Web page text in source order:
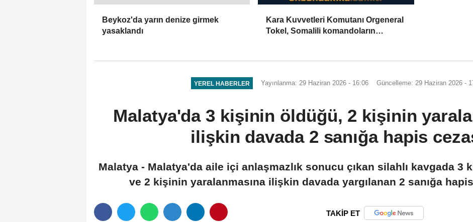
Beykoz'da yarın denize girmek
yasaklandı
Kara Kuvvetleri Komutanı Orgeneral
Tokel, Somalili komandoların
YEREL HABERLER Yayınlanma: 29 Haziran 2026 - 16:06 Güncelleme: 29 Haziran 2026 -
Malatya'da 3 kişinin öldüğü, 2 kişinin
ilişkin davada 2 sanığa hapis
Malatya - Malatya'da aile içi anlaşmazlık sonucu çıkan silahlı kavgada 3
ve 2 kişinin yaralanmasına ilişkin davada yargılanan 2 sanığa
TAKİP ET